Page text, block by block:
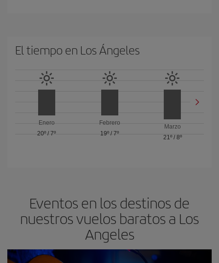
El tiempo en Los Ángeles
Enero
20º /7º
Febrero
19º / 7º
Marzo
21º/ 8º
Eventos en los destinos de
nuestros vuelos baratos a Los
Angeles